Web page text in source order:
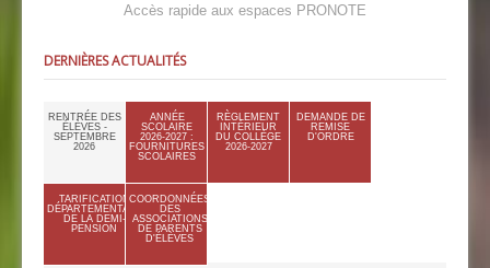
Accès rapide aux espaces PRONOTE
DERNIÈRES ACTUALITÉS
RENTRÉE DES
ÉLÈVES -
SEPTEMBRE
2026
ANNÉE
SCOLAIRE
2026-2027 :
FOURNITURES
SCOLAIRES
RÈGLEMENT
INTÉRIEUR
DU COLLÈGE
2026-2027
DEMANDE DE
REMISE
D'ORDRE
TARIFICATION
DÉPARTEMENTALE
DE LA DEMI-
PENSION
COORDONNÉES
DES
ASSOCIATIONS
DE PARENTS
D'ÉLÈVES